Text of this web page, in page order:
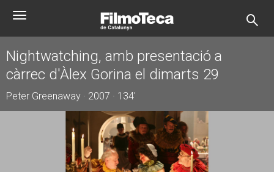
Toggle
Nightwatching, amb presentació a
càrrec d'Àlex Gorina el dimarts 29
Peter Greenaway · 2007 · 134'